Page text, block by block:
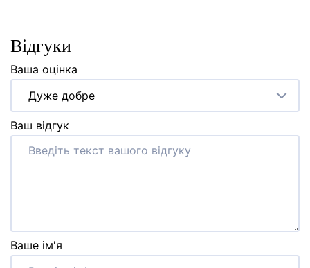
Відгуки
Ваша оцінка
Дуже добре
Ваш відгук
Ваше ім'я